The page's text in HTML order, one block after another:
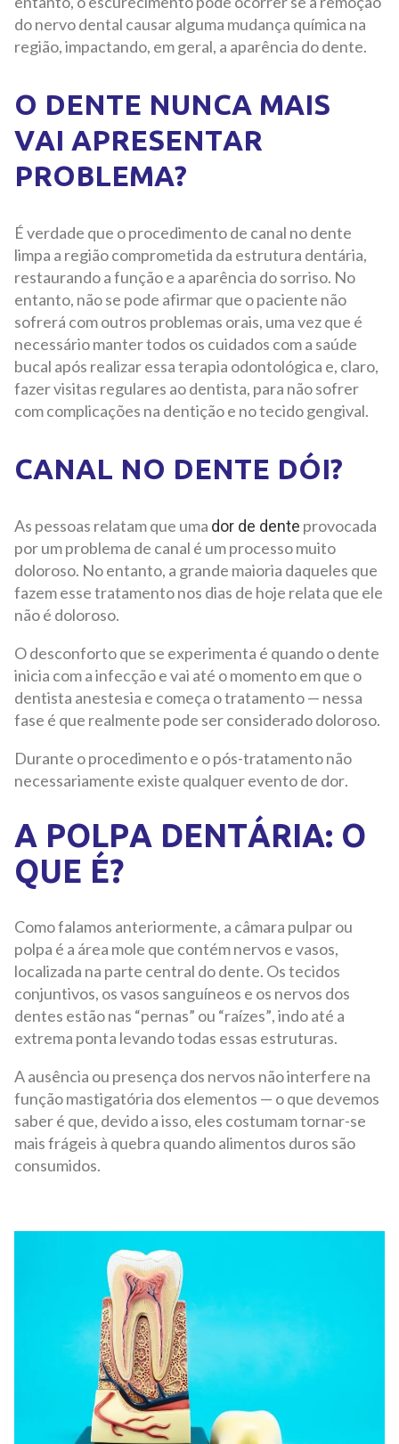
do nervo dental causar alguma mudança química na
região, impactando, em geral, a aparência do dente.
O DENTE NUNCA MAIS
VAI APRESENTAR
PROBLEMA?
É verdade que o procedimento de canal no dente
limpa a região comprometida da estrutura dentária,
restaurando a função e a aparência do sorriso. No
entanto, não se pode afirmar que o paciente não
sofrerá com outros problemas orais, uma vez que é
necessário manter todos os cuidados com a saúde
bucal após realizar essa terapia odontológica e, claro,
fazer visitas regulares ao dentista, para não sofrer
com complicações na dentição e no tecido gengival.
CANAL NO DENTE DÓI?
As pessoas relatam que uma dor de dente provocada
por um problema de canal é um processo muito
doloroso. No entanto, a grande maioria daqueles que
fazem esse tratamento nos dias de hoje relata que ele
não é doloroso.
O desconforto que se experimenta é quando o dente
inicia com a infecção e vai até o momento em que o
dentista anestesia e começa o tratamento — nessa
fase é que realmente pode ser considerado doloroso.
Durante o procedimento e o pós-tratamento não
necessariamente existe qualquer evento de dor.
A POLPA DENTÁRIA: O
QUE É?
Como falamos anteriormente, a câmara pulpar ou
polpa é a área mole que contém nervos e vasos,
localizada na parte central do dente. Os tecidos
conjuntivos, os vasos sanguíneos e os nervos dos
dentes estão nas “pernas” ou “raízes”, indo até a
extrema ponta levando todas essas estruturas.
A ausência ou presença dos nervos não interfere na
função mastigatória dos elementos — o que devemos
saber é que, devido a isso, eles costumam tornar-se
mais frágeis à quebra quando alimentos duros são
consumidos.